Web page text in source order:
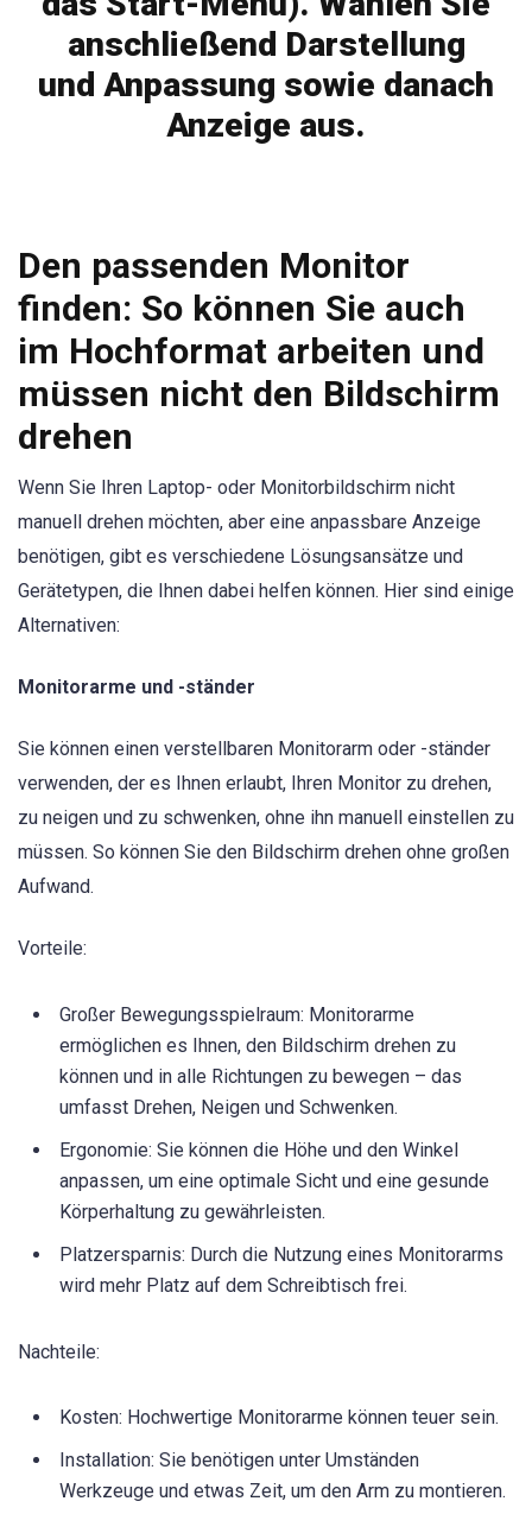
anschließend Darstellung
und Anpassung sowie danach
Anzeige aus.
Den passenden Monitor
finden: So können Sie auch
im Hochformat arbeiten und
müssen nicht den Bildschirm
drehen
Wenn Sie Ihren Laptop- oder Monitorbildschirm nicht
manuell drehen möchten, aber eine anpassbare Anzeige
benötigen, gibt es verschiedene Lösungsansätze und
Gerätetypen, die Ihnen dabei helfen können. Hier sind einige
Alternativen:
Monitorarme und -ständer
Sie können einen verstellbaren Monitorarm oder -ständer
verwenden, der es Ihnen erlaubt, Ihren Monitor zu drehen,
zu neigen und zu schwenken, ohne ihn manuell einstellen zu
müssen. So können Sie den Bildschirm drehen ohne großen
Aufwand.
Vorteile:
Großer Bewegungsspielraum: Monitorarme
ermöglichen es Ihnen, den Bildschirm drehen zu
können und in alle Richtungen zu bewegen – das
umfasst Drehen, Neigen und Schwenken.
Ergonomie: Sie können die Höhe und den Winkel
anpassen, um eine optimale Sicht und eine gesunde
Körperhaltung zu gewährleisten.
Platzersparnis: Durch die Nutzung eines Monitorarms
wird mehr Platz auf dem Schreibtisch frei.
Nachteile:
Kosten: Hochwertige Monitorarme können teuer sein.
Installation: Sie benötigen unter Umständen
Werkzeuge und etwas Zeit, um den Arm zu montieren.